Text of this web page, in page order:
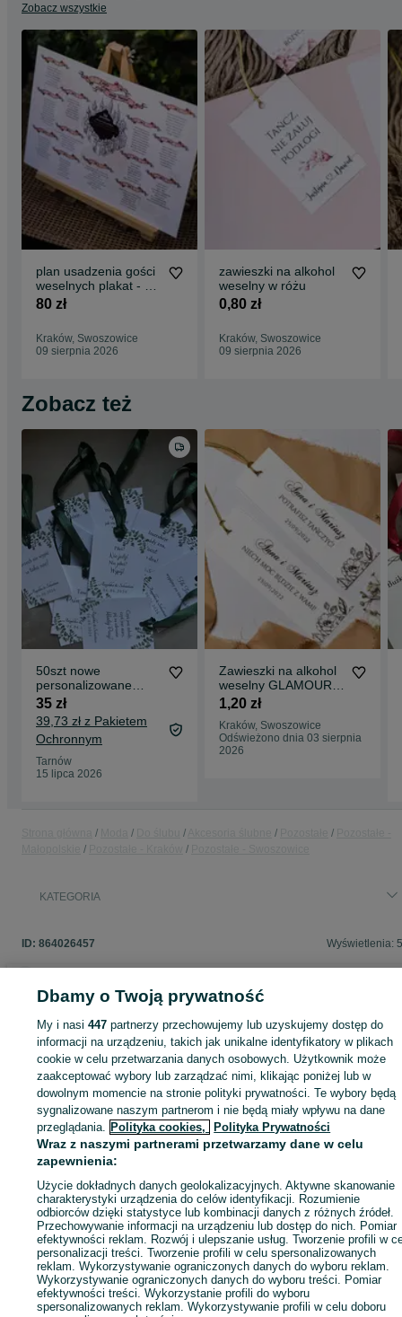
Zobacz wszystkie
plan usadzenia gości
weselnych plakat - w
stylu Harrego Pottera
80 zł
Kraków, Swoszowice
09 sierpnia 2026
zawieszki na alkohol
weselny w różu
0,80 zł
Kraków, Swoszowice
09 sierpnia 2026
Zobacz też
50szt nowe
personalizowane
zawieszki na alkohol
butelkowa zieleń
szałwia
35 zł
39,73 zł z Pakietem
Ochronnym
Tarnów
15 lipca 2026
Zawieszki na alkohol
weselny GLAMOUR
golden rose
1,20 zł
Kraków, Swoszowice
Odświeżono dnia 03 sierpnia
2026
KATEGORIA
ID: 864026457 Wyświetlenia:
Zaloguj się lub załóż konto na OLX, aby skontaktować się z
sprzedającym
Zaloguj się / Załóż konto
Zadzwoń / SMS Wyślij wiadomość
Dbamy o Twoją prywatność
My i nasi447 partnerzy przechowujemy lub uzyskujemy dostęp do
informacji na urządzeniu, takich jak unikalne identyfikatory w plikach
cookie w celu przetwarzania danych osobowych. Użytkownik może
zaakceptować wybory lub zarządzać nimi, klikając poniżej lub w
dowolnym momencie na stronie polityki prywatności. Te wybory będą
sygnalizowane naszym partnerom i nie będą miały wpływu na dane
przeglądania. Polityka cookies, Polityka Prywatności
Wraz z naszymi partnerami przetwarzamy dane w celu
zapewnienia:
Użycie dokładnych danych geolokalizacyjnych. Aktywne skanowanie
charakterystyki urządzenia do celów identyfikacji. Rozumienie
odbiorców dzięki statystyce lub kombinacji danych z różnych źródeł.
Przechowywanie informacji na urządzeniu lub dostęp do nich. Pomiar
efektywności reklam. Rozwój i ulepszanie usług. Tworzenie profili w
personalizacji treści. Tworzenie profili w celu spersonalizowanych
reklam. Wykorzystywanie ograniczonych danych do wyboru reklam.
Wykorzystywanie ograniczonych danych do wyboru treści. Pomiar
efektywności treści. Wykorzystanie profili do wyboru
spersonalizowanych reklam. Wykorzystywanie profili w celu doboru